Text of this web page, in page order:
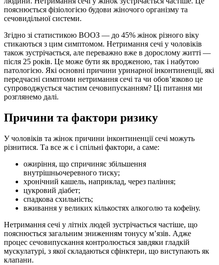
пояснюється фізіологією будови жіночого організму та
сечовидільної системи.
Згідно зі статистикою ВООЗ — до 45% жінок різного віку
стикаються з цим симптомом. Нетримання сечі у чоловіків
також зустрічається, але переважно вже в дорослому житті —
після 25 років. Це може бути як вродженою, так і набутою
патологією. Які основні причини уринарної інконтиненції, які
передчасні симптоми нетримання сечі та чи обов’язково це
супроводжується частим сечовипусканням? Ці питання ми
розглянемо далі.
Причини та фактори ризику
У чоловіків та жінок причини інконтиненції сечі можуть
різнитися. Та все ж є і спільні фактори, а саме:
ожиріння, що спричиняє збільшення
внутрішньочеревного тиску;
хронічний кашель, наприклад, через паління;
цукровий діабет;
спадкова схильність;
вживання у великих кількостях алкоголю та кофеїну.
Нетримання сечі у літніх людей зустрічається частіше, що
пояснюється загальним зниженням тонусу м’язів. Адже
процес сечовипускання контролюється завдяки гладкій
мускулатурі, з якої складаються сфінктери, що виступають як
клапани.